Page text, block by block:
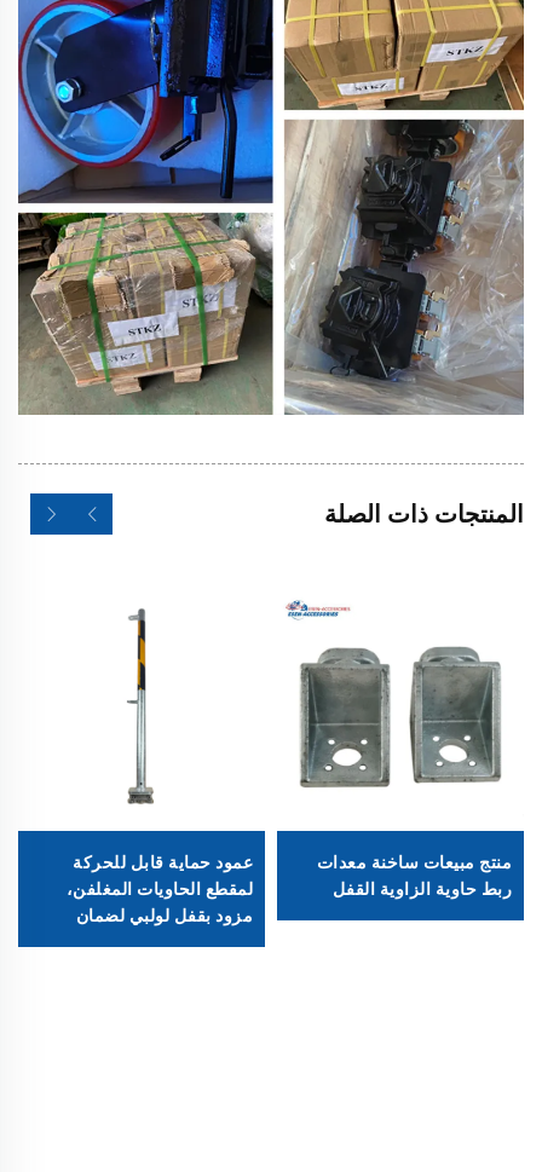
المنتجات ذات الصلة
منتج مبيعات ساخنة معدات
ربط حاوية الزاوية القفل
عمود حماية قابل للحركة
لمقطع الحاويات المغلفن،
مزود بقفل لولبي لضمان
السلامة عند شحن الحاويات